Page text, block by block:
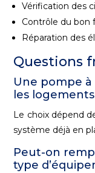
Vérification des
Contrôle du
Réparation des
Questions
Une pompe
les logements
Le choix dépend
système déjà en
Peut-on
type